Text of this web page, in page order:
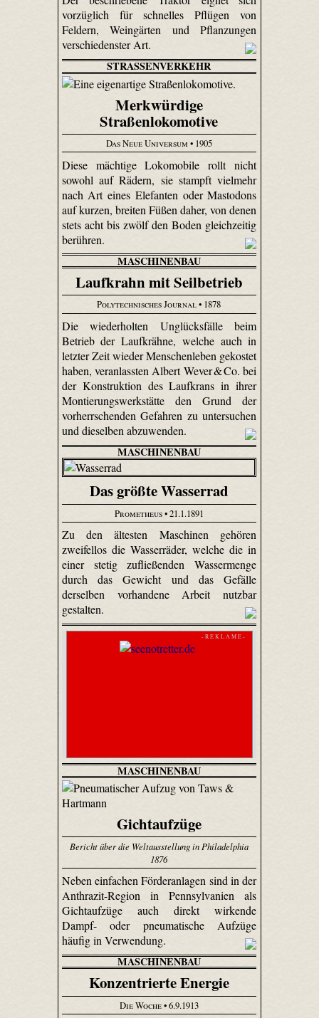
vorzüglich für schnelles Pflügen von
Feldern, Weingärten und Pflanzungen
verschiedenster Art.
STRASSENVERKEHR
Merkwürdige
Straßenlokomotive
Das Neue Universum• 1905
Diese mächtige Loko­mobile rollt nicht
sowohl auf Rädern, sie stampft vielmehr
nach Art eines Elefanten oder Mastodons
auf kurzen, breiten Füßen daher, von denen
stets acht bis zwölf den Boden gleichzeitig
berühren.
MASCHINENBAU
Laufkrahn mit Seilbetrieb
Polytechnisches Journal• 1878
Die wiederholten Unglücksfälle beim
Betrieb der Lauf­krähne, welche auch in
letzter Zeit wieder Menschenleben gekostet
haben, veranlassten Albert Wever & Co. bei
der Konstruktion des Laufkrans in ihrer
Montierungs­werk­stätte den Grund der
vorherrschenden Gefahren zu untersuchen
und dieselben abzuwenden.
MASCHINENBAU
Das größte Wasserrad
Prometheus• 21.1.1891
Zu den ältesten Maschinen gehören
zweifellos die Wasserräder, welche die in
einer stetig zufließenden Wassermenge
durch das Gewicht und das Gefälle
derselben vorhandene Arbeit nutzbar
gestalten.
- R E K L A M E -
MASCHINENBAU
Gichtaufzüge
Bericht über die Weltausstellung in Philadelphia
1876
Neben einfachen Förderanlagen sind in der
Anthrazit-Region in Pennsylvanien als
Gicht­aufzüge auch direkt wirkende
Dampf- oder pneumatische Aufzüge
häufig in Verwendung.
MASCHINENBAU
Konzentrierte Energie
Die Woche• 6.9.1913